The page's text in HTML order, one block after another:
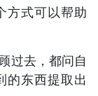
方式可以帮助
过去，都问自
的东西提取出